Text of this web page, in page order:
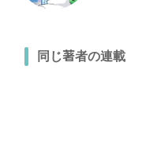
同じ著者の連載